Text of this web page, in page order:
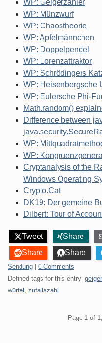
WP: Geigerzähler
WP: Münzwurf
WP: Chaostheorie
WP: Apfelmännchen
WP: Doppelpendel
WP: Lorenzattraktor
WP: Schrödingers
WP: Heisenbergsche
WP: Eulersche Phi-
Math.random()
Difference between
WP:
WP:
Cryptanalysis of the
Windows Operating
Crypto.Cat
DK19: Der gemeine
Dilbert: Tour of
Tweet Share
Share
Share
Categories:
Sendung
0 Comments
Defined tags for this entry:
würfel , zufallszahl
Page 1 of